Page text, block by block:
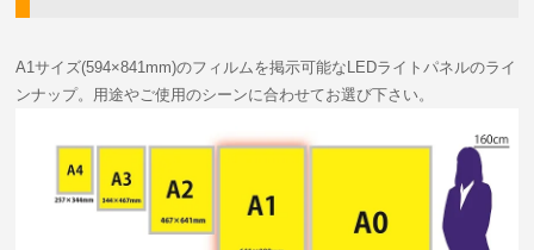
A1サイズ(594×841mm)のフィルムを掲示可能なLEDライトパネルのライ
ンナップ。用途やご使用のシーンに合わせてお選び下さい。